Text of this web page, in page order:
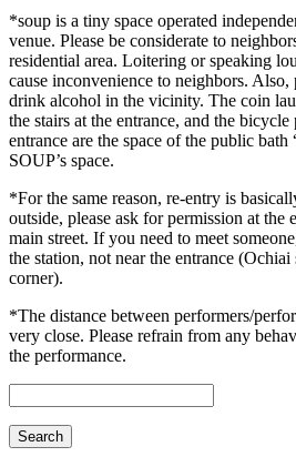
*soup is a tiny space operated
venue. Please be considerate to
residential area. Loitering or speaking
cause inconvenience to neighbors. Also,
drink alcohol in the vicinity. The coin
the stairs at the entrance, and the
entrance are the space of the public
SOUP’s space.
*For the same reason, re-entry is
outside, please ask for permission at the
main street. If you need to meet
the station, not near the entrance
corner).
*The distance between performers/
very close. Please refrain from any
the performance.